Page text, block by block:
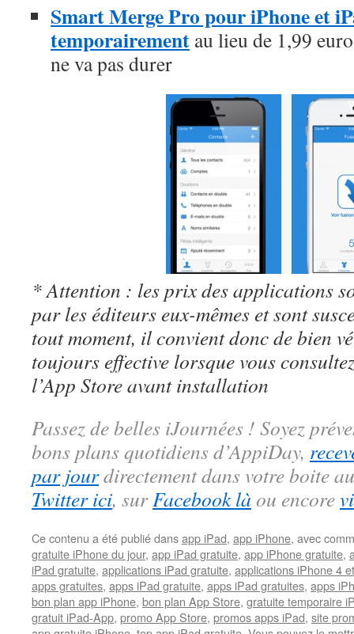
Smart Merge Pro pour iPhone et
temporairement au lieu de 1,99
ne va pas durer
* Attention : les prix des applications
par les éditeurs eux-mêmes et sont
tout moment, il convient donc de bien
toujours effective lorsque vous
l’App Store avant installation
Passez de belles iJournées ! Soyez
bons plans quotidiens d’AppiDay,
par jourdirectement dans votre boite
Twitter ici, surFacebook là ou encore
Ce contenu a été publié dansapp iPad, app iPhone, avec
gratuite iPhone du jour, app iPad gratuite, app iPhone gratuite,
iPad gratuite, applications iPad gratuite, applications iPhone 4
apps gratuites, apps iPad gratuite, apps iPad gratuites, apps
bon plan app iPhone, bon plan App Store, gratuite temporaire
gratuit iPad-App, promo App Store, promos apps iPad, site